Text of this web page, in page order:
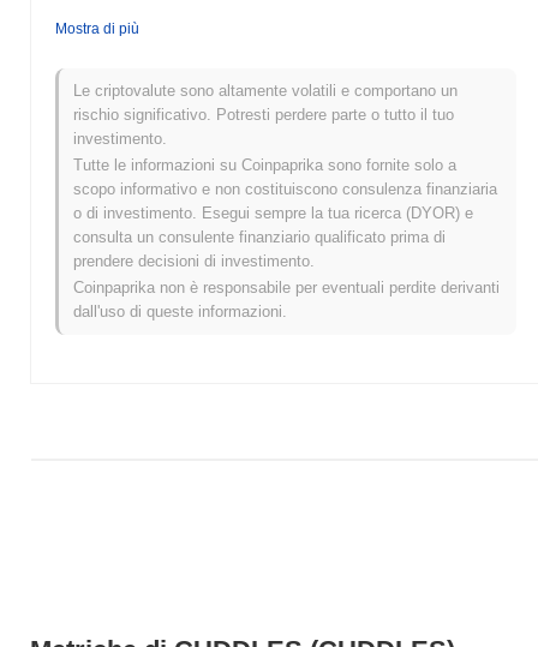
Qual è lo storico della fascia di prezzo di
Massimo Storico (ATH):$0.0 12526
Minimo Storico (ATL):
CUDDLES è attualmente scambiato~3.57% al di sotto del suo
ATH .
Come si sta comportando CUDDLES rispetto al
mercato crypto più ampio?
Negli ultimi 7 giorni, CUDDLES ha guadagnato
il mercato crypto complessivo che ha registrato un calo del
Mostra di più
Le criptovalute sono altamente volatili e comportano un
rischio significativo. Potresti perdere parte o tutto il tuo
investimento.
Tutte le informazioni su Coinpaprika sono fornite solo a
scopo informativo e non costituiscono consulenza finanziaria
o di investimento. Esegui sempre la tua ricerca (DYOR) e
consulta un consulente finanziario qualificato prima di
prendere decisioni di investimento.
Coinpaprika non è responsabile per eventuali perdite derivanti
dall'uso di queste informazioni.